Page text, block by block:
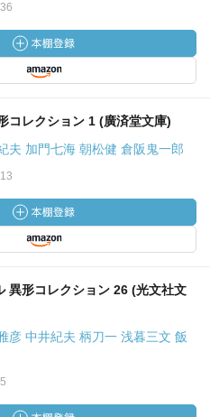
36
コレクション 1 (廣済堂文庫)
夫 加門七海 朝松健 倉阪鬼一郎
13
異形コレクション 26 (光文社文
彦 中井紀夫 柄刀一 浅暮三文 飯